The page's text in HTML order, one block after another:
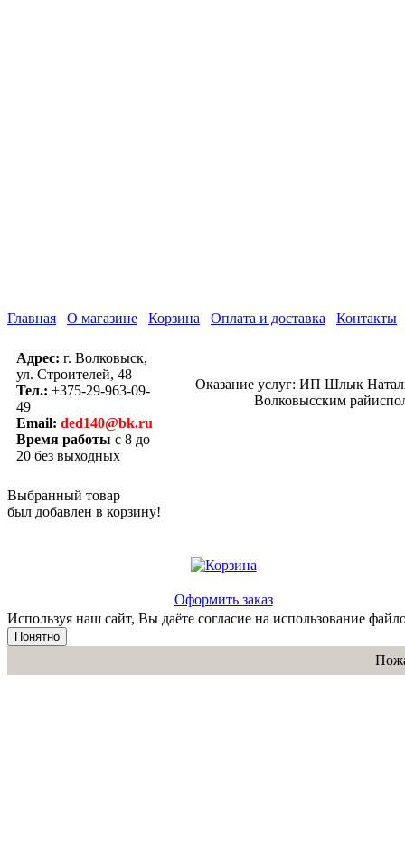
Главная О магазине Корзина Оплата и доставка Контакты
Адрес: г. Волковыск,
ул. Строителей, 48
Тел.: +375-29-963-09-
49
Email: ded140@bk.ru
Время работы с 8 до
20 без выходных
Оказание услуг: ИП Шлык
Волковысским
Выбранный товар
был добавлен в корзину!
Оформить заказ
Используя наш сайт, Вы даёте согласие на использование
Понятно